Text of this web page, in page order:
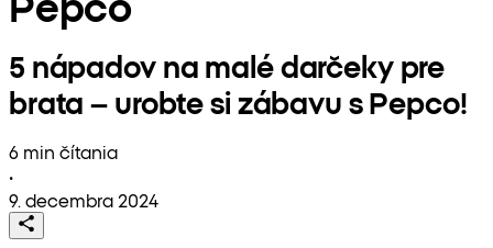
5 nápadov na malé darčeky pre
brata – urobte si zábavu s Pepco!
6 min čítania
•
9. decembra 2024